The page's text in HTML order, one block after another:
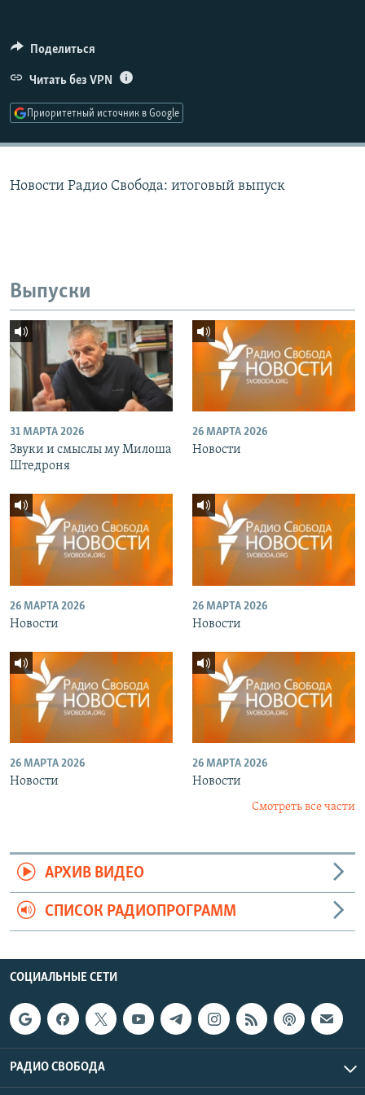
ПОДПИШИТЕСЬ НА РАССЫЛКУ
СОЦИАЛЬНЫЕ СЕТИ
Поделиться
Читать без VPN
Приоритетный источник в Google
Новости Радио Свобода: итоговый выпуск
Выпуски
31 МАРТА 2026
Звуки и смыслы му Милоша
Штедроня
26 МАРТА 2026
Новости
26 МАРТА 2026
Новости
26 МАРТА 2026
Новости
26 МАРТА 2026
Новости
26 МАРТА 2026
Новости
Смотреть все части
АРХИВ ВИДЕО
СПИСОК РАДИОПРОГРАММ
СОЦИАЛЬНЫЕ СЕТИ
РАДИО СВОБОДА